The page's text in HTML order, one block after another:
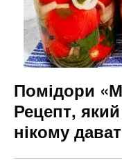
Помідори
Рецепт,
нікому